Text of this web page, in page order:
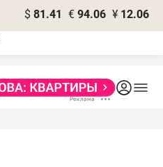
$ 81.41 € 94.06 ¥ 12.06